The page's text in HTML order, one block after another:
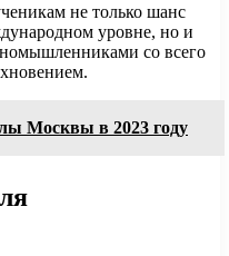
не только шанс
уровне, но и
со всего
Москвы в 2023 году